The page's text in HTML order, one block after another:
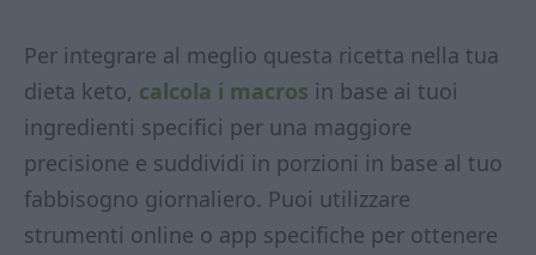
Per integrare al meglio questa ricetta nella tua
dieta keto, calcola i macros in base ai tuoi
ingredienti specifici per una maggiore
precisione e suddividi in porzioni in base al tuo
fabbisogno giornaliero. Puoi utilizzare
strumenti online o app specifiche per ottenere